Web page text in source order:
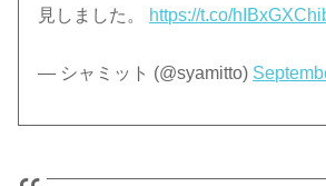
見しました。
https://t.co/
— シャミット (@syamitto)